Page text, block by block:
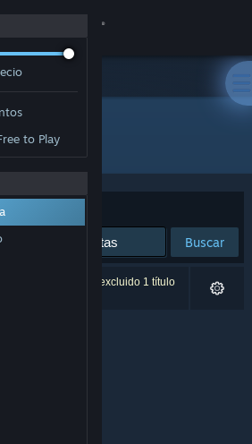
to Play
Buscar
la búsqueda. Se ha excluido 1 título